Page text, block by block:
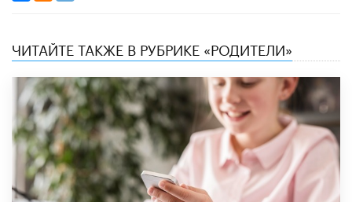
ЧИТАЙТЕ ТАКЖЕ В РУБРИКЕ «РОДИТЕЛИ»